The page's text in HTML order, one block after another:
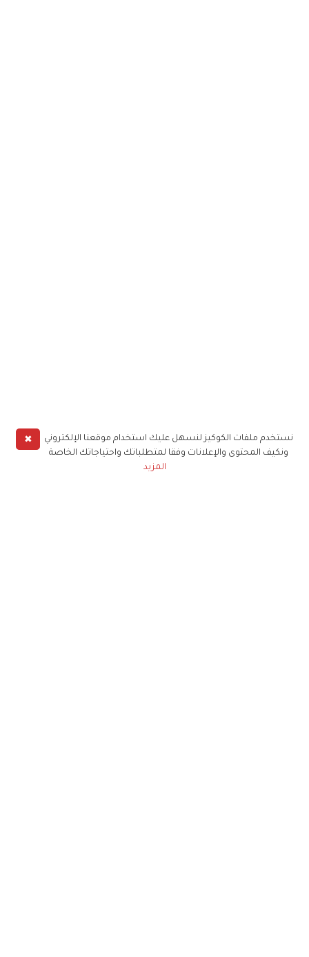
✖
نستخدم ملفات الكوكيز لنسهل عليك استخدام موقعنا الإلكتروني
ونكيف المحتوى والإعلانات وفقا لمتطلباتك واحتياجاتك الخاصة
المزيد